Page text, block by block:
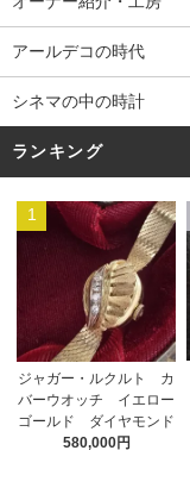
アールデコの時代
シネマの中の時計
ランキング
1
ジャガー・ルクルト カ
バーウオッチ イエロー
ゴールド ダイヤモンド
580,000円